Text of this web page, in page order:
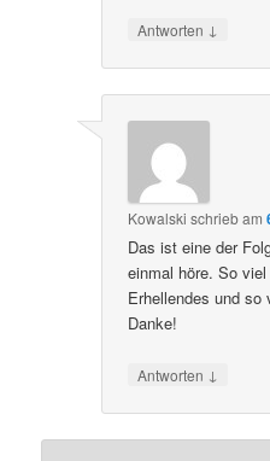
Antworten ↓
Kowalski schriebam
Das ist eine der
einmal höre. So
Erhellendes und so
Danke!
Antworten ↓